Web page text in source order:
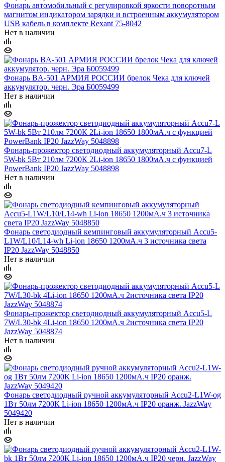
Фонарь автомобильный с регулировкой яркости поворотным
магнитом индикатором зарядки и встроенным аккумулятором
USB кабель в комплекте Rexant 75-8042
Нет в наличии
Фонарь BA-501 АРМИЯ РОССИИ брелок Чека для ключей
аккумулятор. черн. Эра Б0059499
Нет в наличии
Фонарь-прожектор светодиодный аккумуляторный Accu7-L
5W-bk 5Вт 210лм 7200К 2Li-ion 18650 1800мА.ч с функцией
PowerBank IP20 JazzWay 5048898
Нет в наличии
Фонарь светодиодный кемпинговый аккумуляторный Accu5-
L1W/L10/L14-wh Li-ion 18650 1200мА.ч 3 источника света
IP20 JazzWay 5048850
Нет в наличии
Фонарь-прожектор светодиодный аккумуляторный Accu5-L
7W/L30-bk 4Li-ion 18650 1200мА.ч 2источника света IP20
JazzWay 5048874
Нет в наличии
Фонарь светодиодный ручной аккумуляторный Accu2-L1W-og
1Вт 50лм 7200К Li-ion 18650 1200мА.ч IP20 оранж. JazzWay
5049420
Нет в наличии